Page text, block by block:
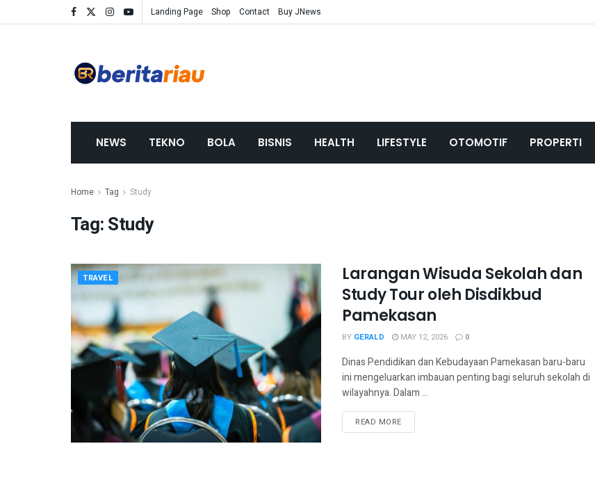
Landing Page Shop Contact Buy JNews
NEWS TEKNO BOLA BISNIS HEALTH LIFESTYLE OTOMOTIF PROPERTI
Home Tag Study
Tag:Study
TRAVEL
Larangan Wisuda Sekolah dan
Study Tour oleh Disdikbud
Pamekasan
BY GERALD MAY 12, 2026 0
Dinas Pendidikan dan Kebudayaan Pamekasan baru-baru
ini mengeluarkan imbauan penting bagi seluruh sekolah di
wilayahnya. Dalam ...
READ MORE